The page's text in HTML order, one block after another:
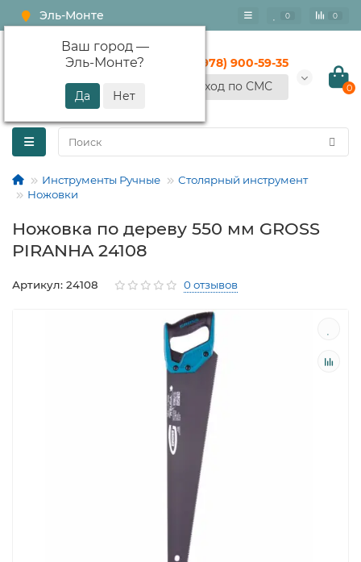
Эль-Монте
Ваш город —
Эль-Монте?
0 0
+7 (978) 900-59-35
Вход по СМС
0
Инструменты Ручные
Столярный инструмент
Ножовки
Ножовка по дереву 550 мм GROSS
PIRANHA 24108
Артикул: 24108 0 отзывов